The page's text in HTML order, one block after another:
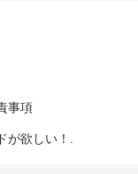
事項
欲しい！.